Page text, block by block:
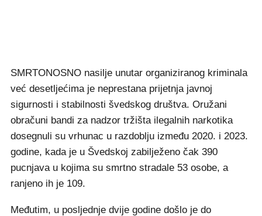
SMRTONOSNO nasilje unutar organiziranog kriminala
već desetljećima je neprestana prijetnja javnoj
sigurnosti i stabilnosti švedskog društva. Oružani
obračuni bandi za nadzor tržišta ilegalnih narkotika
dosegnuli su vrhunac u razdoblju između 2020. i 2023.
godine, kada je u Švedskoj zabilježeno čak 390
pucnjava u kojima su smrtno stradale 53 osobe, a
ranjeno ih je 109.
Međutim, u posljednje dvije godine došlo je do